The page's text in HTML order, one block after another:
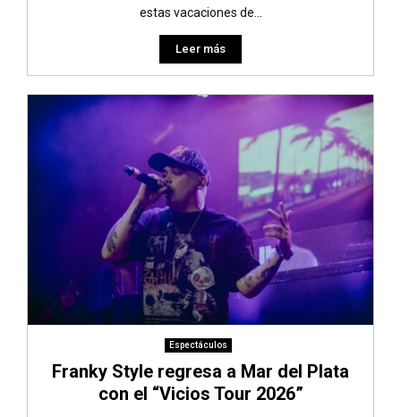
estas vacaciones de...
Leer más
Espectáculos
Franky Style regresa a Mar del Plata
con el “Vicios Tour 2026”